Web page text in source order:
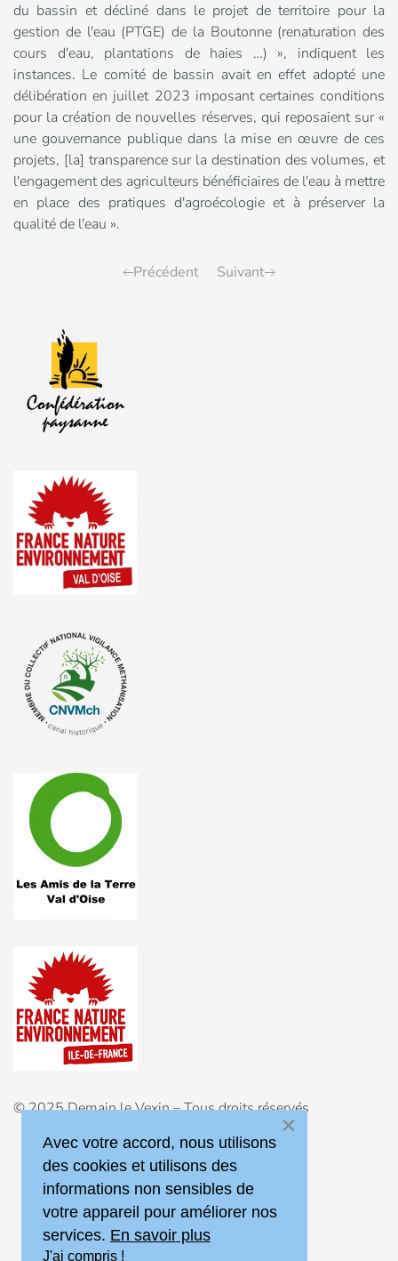
du bassin et décliné dans le projet de territoire pour la
gestion de l'eau (PTGE) de la Boutonne (renaturation des
cours d'eau, plantations de haies …) », indiquent les
instances. Le comité de bassin avait en effet adopté une
délibération en juillet 2023 imposant certaines conditions
pour la création de nouvelles réserves, qui reposaient sur «
une gouvernance publique dans la mise en œuvre de ces
projets, [la] transparence sur la destination des volumes, et
l'engagement des agriculteurs bénéficiaires de l'eau à mettre
en place des pratiques d'agroécologie et à préserver la
qualité de l'eau ».
Précédent Suivant
© 2025 Demain le Vexin – Tous droits réservés
Mentions légales
×
Avec votre accord, nous utilisons
des cookies et utilisons des
informations non sensibles de
votre appareil pour améliorer nos
services. En savoir plus
J'ai compris !